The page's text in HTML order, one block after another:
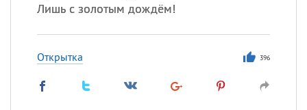
Лишь с золотым дождём!
Открытка 396